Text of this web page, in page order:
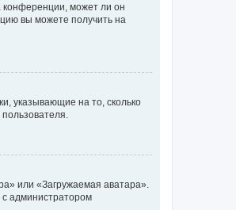
конференции, может ли он
вы можете получить на
указывающие на то, сколько
или «Загружаемая аватара».
с администратором